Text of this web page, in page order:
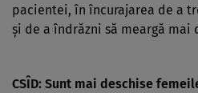
pacientei, în încurajarea de a
şi de a îndrăzni să meargă mai
CSÎD: Sunt mai deschise